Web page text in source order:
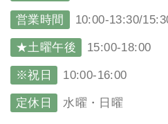
営業時間 10:00-13:30/
★土曜午後 15:00-18:00
※祝日 10:00-16:00
定休日 水曜・日曜